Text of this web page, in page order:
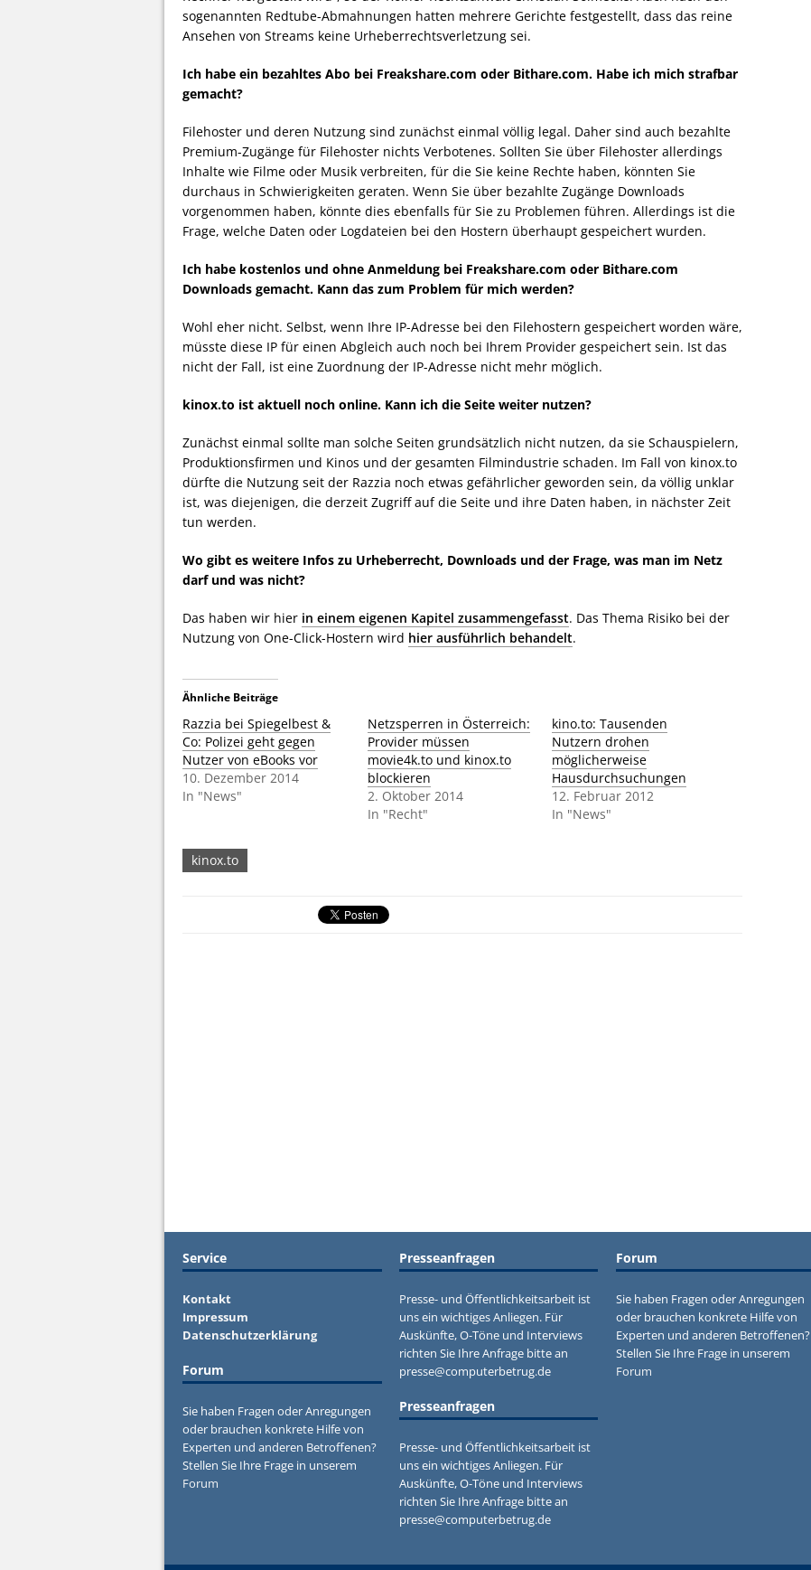
sogenannten Redtube-Abmahnungen hatten mehrere Gerichte festgestellt, dass das reine
Ansehen von Streams keine Urheberrechtsverletzung sei.
Ich habe ein bezahltes Abo bei Freakshare.com oder Bithare.com. Habe ich mich strafbar
gemacht?
Filehoster und deren Nutzung sind zunächst einmal völlig legal. Daher sind auch bezahlte
Premium-Zugänge für Filehoster nichts Verbotenes. Sollten Sie über Filehoster allerdings
Inhalte wie Filme oder Musik verbreiten, für die Sie keine Rechte haben, könnten Sie
durchaus in Schwierigkeiten geraten. Wenn Sie über bezahlte Zugänge Downloads
vorgenommen haben, könnte dies ebenfalls für Sie zu Problemen führen. Allerdings ist die
Frage, welche Daten oder Logdateien bei den Hostern überhaupt gespeichert wurden.
Ich habe kostenlos und ohne Anmeldung bei Freakshare.com oder Bithare.com
Downloads gemacht. Kann das zum Problem für mich werden?
Wohl eher nicht. Selbst, wenn Ihre IP-Adresse bei den Filehostern gespeichert worden wäre,
müsste diese IP für einen Abgleich auch noch bei Ihrem Provider gespeichert sein. Ist das
nicht der Fall, ist eine Zuordnung der IP-Adresse nicht mehr möglich.
kinox.to ist aktuell noch online. Kann ich die Seite weiter nutzen?
Zunächst einmal sollte man solche Seiten grundsätzlich nicht nutzen, da sie Schauspielern,
Produktionsfirmen und Kinos und der gesamten Filmindustrie schaden. Im Fall von kinox.to
dürfte die Nutzung seit der Razzia noch etwas gefährlicher geworden sein, da völlig unklar
ist, was diejenigen, die derzeit Zugriff auf die Seite und ihre Daten haben, in nächster Zeit
tun werden.
Wo gibt es weitere Infos zu Urheberrecht, Downloads und der Frage, was man im Netz
darf und was nicht?
Das haben wir hier in einem eigenen Kapitel zusammengefasst. Das Thema Risiko bei der
Nutzung von One-Click-Hostern wird hier ausführlich behandelt.
Ähnliche Beiträge
Razzia bei Spiegelbest &
Co: Polizei geht gegen
Nutzer von eBooks vor
10. Dezember 2014
In "News"
Netzsperren in Österreich:
Provider müssen
movie4k.to und kinox.to
blockieren
2. Oktober 2014
In "Recht"
kino.to: Tausenden
Nutzern drohen
möglicherweise
Hausdurchsuchungen
12. Februar 2012
In "News"
kinox.to
Service
Kontakt
Impressum
Datenschutzerklärung
Forum
Sie haben Fragen oder Anregungen
oder brauchen konkrete Hilfe von
Experten und anderen Betroffenen?
Stellen Sie Ihre Frage in unserem
Forum
Presseanfragen
Presse- und Öffentlichkeitsarbeit ist
uns ein wichtiges Anliegen. Für
Auskünfte, O-Töne und Interviews
richten Sie Ihre Anfrage bitte an
presse@computerbetrug.de
Presseanfragen
Presse- und Öffentlichkeitsarbeit ist
uns ein wichtiges Anliegen. Für
Auskünfte, O-Töne und Interviews
richten Sie Ihre Anfrage bitte an
presse@computerbetrug.de
Forum
Sie haben Fragen oder Anregungen
oder brauchen konkrete Hilfe von
Experten und anderen Betroffenen?
Stellen Sie Ihre Frage in unserem
Forum